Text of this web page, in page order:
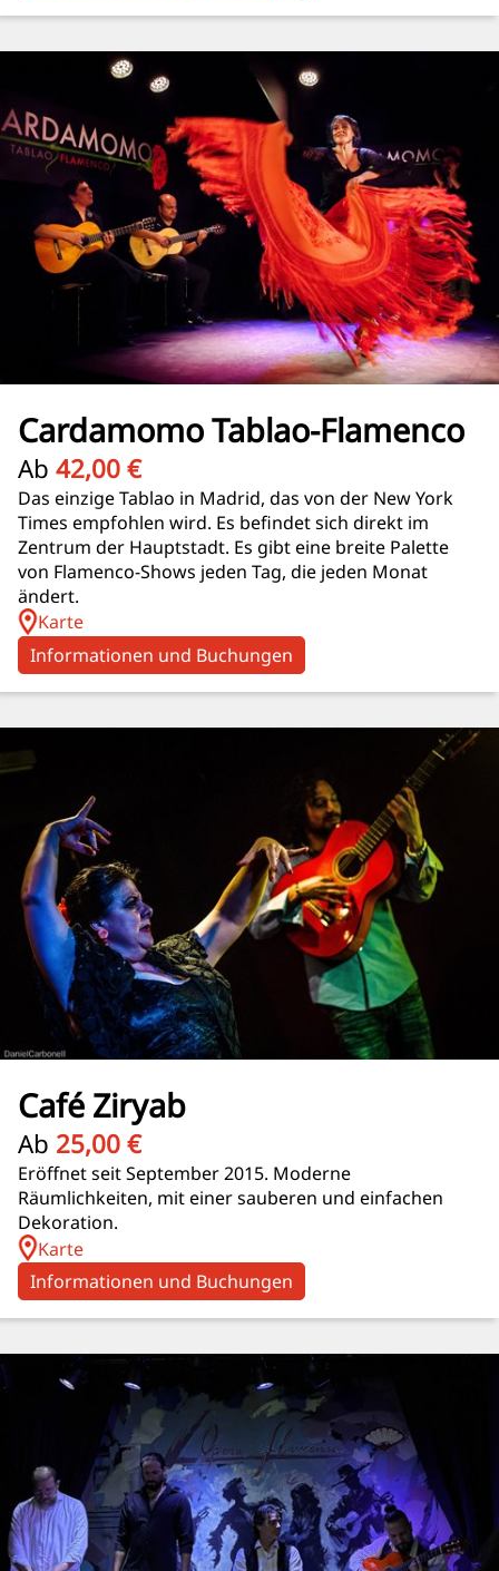
Cardamomo Tablao-Flamenco
Ab 42,00 €
Das einzige Tablao in Madrid, das von der New York
Times empfohlen wird. Es befindet sich direkt im
Zentrum der Hauptstadt. Es gibt eine breite Palette
von Flamenco-Shows jeden Tag, die jeden Monat
ändert.
Karte
Informationen und Buchungen
Café Ziryab
Ab 25,00 €
Eröffnet seit September 2015. Moderne
Räumlichkeiten, mit einer sauberen und einfachen
Dekoration.
Karte
Informationen und Buchungen